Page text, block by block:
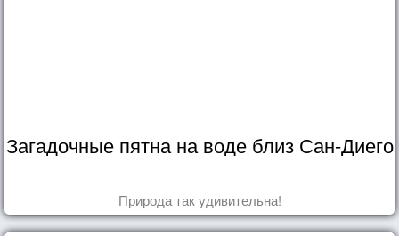
Загадочные пятна на воде близ Сан-Диего
Природа так удивительна!